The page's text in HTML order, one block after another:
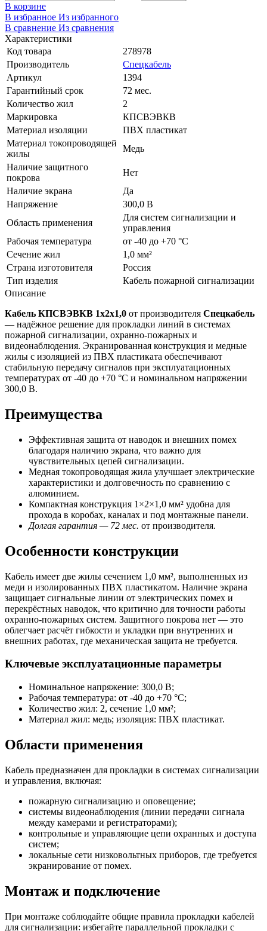
В корзине
В избранное Из избранного
В сравнение Из сравнения
Характеристики
Код товара
278978
Производитель
Спецкабель
Артикул
1394
Гарантийный срок
72 мес.
Количество жил
2
Маркировка
КПСВЭВКВ
Материал изоляции
ПВХ пластикат
Материал токопроводящей
жилы
Медь
Наличие защитного
покрова
Нет
Наличие экрана
Да
Напряжение
300,0 В
Область применения
Для систем сигнализации и
управления
Рабочая температура
от -40 до +70 °C
Сечение жил
1,0 мм²
Страна изготовителя
Россия
Тип изделия
Кабель пожарной сигнализации
Описание
Кабель КПСВЭВКВ 1х2х1,0 от производителя Спецкабель
— надёжное решение для прокладки линий в системах
пожарной сигнализации, охранно-пожарных и
видеонаблюдения. Экранированная конструкция и медные
жилы с изоляцией из ПВХ пластиката обеспечивают
стабильную передачу сигналов при эксплуатационных
температурах от -40 до +70 °C и номинальном напряжении
300,0 В.
Преимущества
Эффективная защита от наводок и внешних помех
благодаря наличию экрана, что важно для
чувствительных цепей сигнализации.
Медная токопроводящая жила улучшает электрические
характеристики и долговечность по сравнению с
алюминием.
Компактная конструкция 1×2×1,0 мм² удобна для
прохода в коробах, каналах и под монтажные панели.
Долгая гарантия — 72 мес. от производителя.
Особенности конструкции
Кабель имеет две жилы сечением 1,0 мм², выполненных из
меди и изолированных ПВХ пластикатом. Наличие экрана
защищает сигнальные линии от электрических помех и
перекрёстных наводок, что критично для точности работы
охранно-пожарных систем. Защитного покрова нет — это
облегчает расчёт гибкости и укладки при внутренних и
внешних работах, где механическая защита не требуется.
Ключевые эксплуатационные параметры
Номинальное напряжение: 300,0 В;
Рабочая температура: от -40 до +70 °C;
Количество жил: 2, сечение 1,0 мм²;
Материал жил: медь; изоляция: ПВХ пластикат.
Области применения
Кабель предназначен для прокладки в системах сигнализации
и управления, включая:
пожарную сигнализацию и оповещение;
системы видеонаблюдения (линии передачи сигнала
между камерами и регистраторами);
контрольные и управляющие цепи охранных и доступа
систем;
локальные сети низковольтных приборов, где требуется
экранирование от помех.
Монтаж и подключение
При монтаже соблюдайте общие правила прокладки кабелей
для сигнализации: избегайте параллельной прокладки с